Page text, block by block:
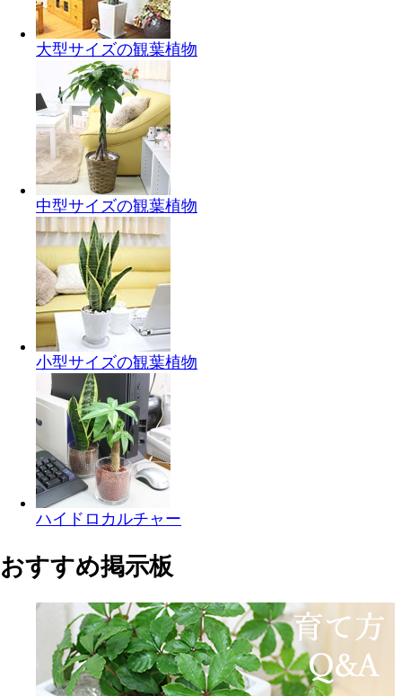
大型サイズの観葉植物
中型サイズの観葉植物
小型サイズの観葉植物
ハイドロカルチャー
おすすめ掲示板